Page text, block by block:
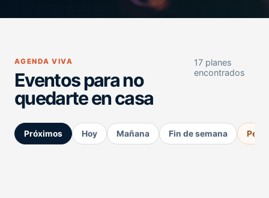
AGENDA VIVA
Eventos para no
quedarte en casa
17 planes
encontrados
Próximos Hoy Mañana Fin de semana